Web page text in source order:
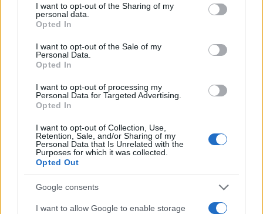
not limited to your visit or usage behaviour. You may click to
grant or deny consent to Google and its third-party tags to
use your data for below specified purposes in below Google
consent section.
I want to opt-out of the Sharing of my
personal data.
Opted In
I want to opt-out of the Sale of my
Personal Data.
Opted In
I want to opt-out of processing my
Personal Data for Targeted Advertising.
Opted In
I want to opt-out of Collection, Use,
Retention, Sale, and/or Sharing of my
Personal Data that Is Unrelated with the
Purposes for which it was collected.
Opted Out
Google consents
I want to allow Google to enable storage
Σύμφωνα με τον Κανονισμό Λειτουργίας των
Βασικών Διαπραγματευτών Αγοράς μπορούν να
υποβληθούν επιπλέον μη ανταγωνιστικές
προσφορές ύψους 30% επί του δημοπρατούμενου
ποσού, έως την Πέμπτη 28 Σεπτεμβρίου 2023, στις